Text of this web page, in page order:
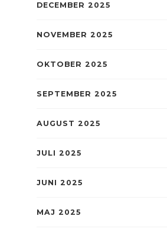
DECEMBER 2025
NOVEMBER 2025
OKTOBER 2025
SEPTEMBER 2025
AUGUST 2025
JULI 2025
JUNI 2025
MAJ 2025